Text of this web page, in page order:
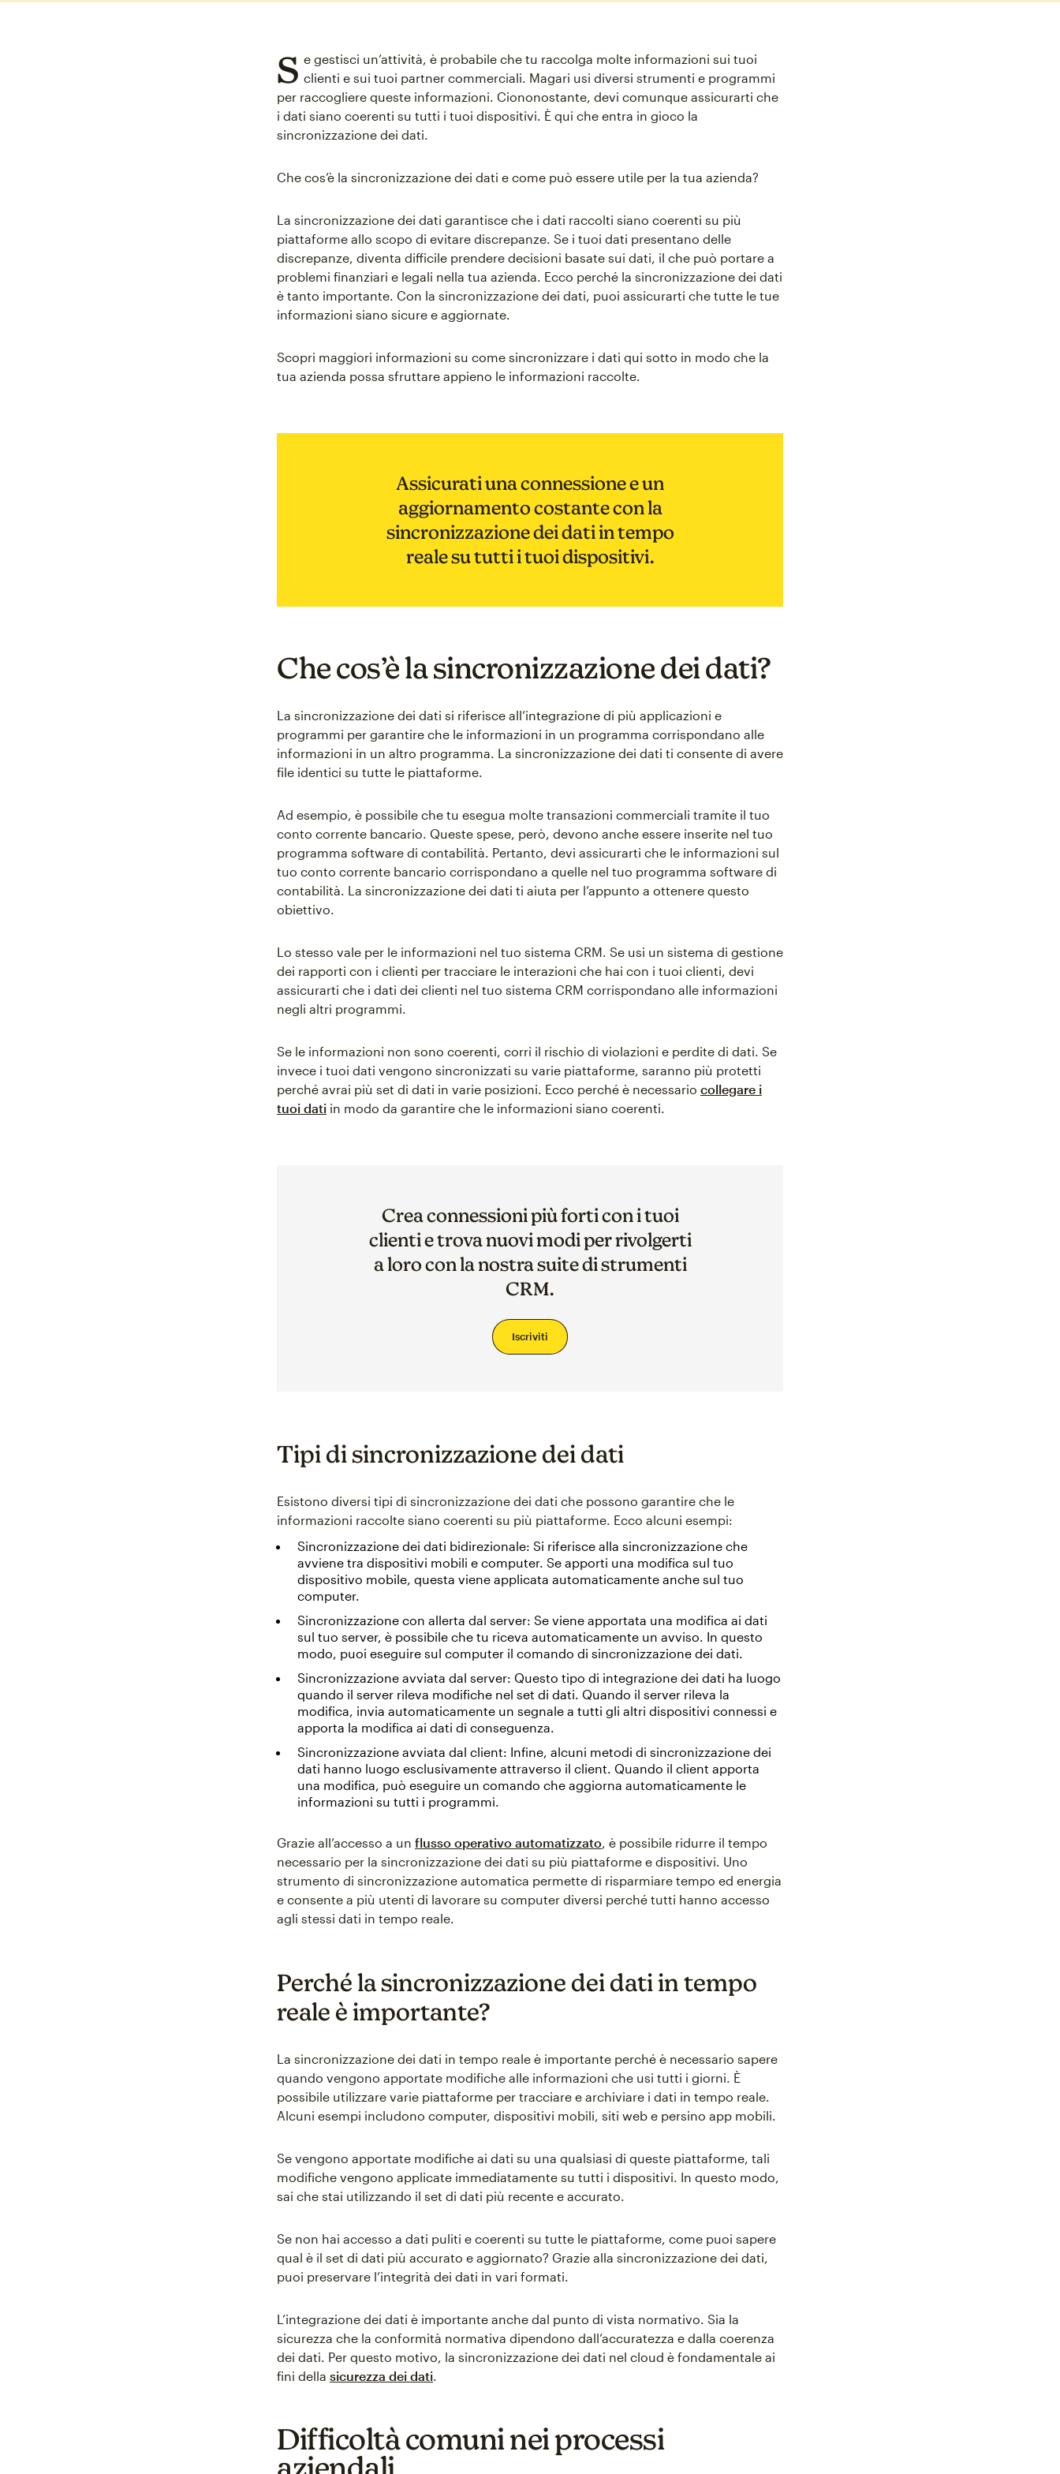
S e gestisci un’attività, è probabile che tu raccolga molte informazioni sui tuoi
clienti e sui tuoi partner commerciali. Magari usi diversi strumenti e programmi
per raccogliere queste informazioni. Ciononostante, devi comunque assicurarti che
i dati siano coerenti su tutti i tuoi dispositivi. È qui che entra in gioco la
sincronizzazione dei dati.
Che cos’è la sincronizzazione dei dati e come può essere utile per la tua azienda?
La sincronizzazione dei dati garantisce che i dati raccolti siano coerenti su più
piattaforme allo scopo di evitare discrepanze. Se i tuoi dati presentano delle
discrepanze, diventa difficile prendere decisioni basate sui dati, il che può portare a
problemi finanziari e legali nella tua azienda. Ecco perché la sincronizzazione dei dati
è tanto importante. Con la sincronizzazione dei dati, puoi assicurarti che tutte le tue
informazioni siano sicure e aggiornate.
Scopri maggiori informazioni su come sincronizzare i dati qui sotto in modo che la
tua azienda possa sfruttare appieno le informazioni raccolte.
Assicurati una connessione e un
aggiornamento costante con la
sincronizzazione dei dati in tempo
reale su tutti i tuoi dispositivi.
Che cos’è la sincronizzazione dei dati?
La sincronizzazione dei dati si riferisce all’integrazione di più applicazioni e
programmi per garantire che le informazioni in un programma corrispondano alle
informazioni in un altro programma. La sincronizzazione dei dati ti consente di avere
file identici su tutte le piattaforme.
Ad esempio, è possibile che tu esegua molte transazioni commerciali tramite il tuo
conto corrente bancario. Queste spese, però, devono anche essere inserite nel tuo
programma software di contabilità. Pertanto, devi assicurarti che le informazioni sul
tuo conto corrente bancario corrispondano a quelle nel tuo programma software di
contabilità. La sincronizzazione dei dati ti aiuta per l’appunto a ottenere questo
obiettivo.
Lo stesso vale per le informazioni nel tuo sistema CRM. Se usi un sistema di gestione
dei rapporti con i clienti per tracciare le interazioni che hai con i tuoi clienti, devi
assicurarti che i dati dei clienti nel tuo sistema CRM corrispondano alle informazioni
negli altri programmi.
Se le informazioni non sono coerenti, corri il rischio di violazioni e perdite di dati. Se
invece i tuoi dati vengono sincronizzati su varie piattaforme, saranno più protetti
perché avrai più set di dati in varie posizioni. Ecco perché è necessario collegare i
tuoi dati in modo da garantire che le informazioni siano coerenti.
Crea connessioni più forti con i tuoi
clienti e trova nuovi modi per rivolgerti
a loro con la nostra suite di strumenti
CRM.
Iscriviti
Tipi di sincronizzazione dei dati
Esistono diversi tipi di sincronizzazione dei dati che possono garantire che le
informazioni raccolte siano coerenti su più piattaforme. Ecco alcuni esempi:
Sincronizzazione dei dati bidirezionale: Si riferisce alla sincronizzazione che
avviene tra dispositivi mobili e computer. Se apporti una modifica sul tuo
dispositivo mobile, questa viene applicata automaticamente anche sul tuo
computer.
Sincronizzazione con allerta dal server: Se viene apportata una modifica ai dati
sul tuo server, è possibile che tu riceva automaticamente un avviso. In questo
modo, puoi eseguire sul computer il comando di sincronizzazione dei dati.
Sincronizzazione avviata dal server: Questo tipo di integrazione dei dati ha luogo
quando il server rileva modifiche nel set di dati. Quando il server rileva la
modifica, invia automaticamente un segnale a tutti gli altri dispositivi connessi e
apporta la modifica ai dati di conseguenza.
Sincronizzazione avviata dal client: Infine, alcuni metodi di sincronizzazione dei
dati hanno luogo esclusivamente attraverso il client. Quando il client apporta
una modifica, può eseguire un comando che aggiorna automaticamente le
informazioni su tutti i programmi.
Grazie all’accesso a un flusso operativo automatizzato, è possibile ridurre il tempo
necessario per la sincronizzazione dei dati su più piattaforme e dispositivi. Uno
strumento di sincronizzazione automatica permette di risparmiare tempo ed energia
e consente a più utenti di lavorare su computer diversi perché tutti hanno accesso
agli stessi dati in tempo reale.
Perché la sincronizzazione dei dati in tempo
reale è importante?
La sincronizzazione dei dati in tempo reale è importante perché è necessario sapere
quando vengono apportate modifiche alle informazioni che usi tutti i giorni. È
possibile utilizzare varie piattaforme per tracciare e archiviare i dati in tempo reale.
Alcuni esempi includono computer, dispositivi mobili, siti web e persino app mobili.
Se vengono apportate modifiche ai dati su una qualsiasi di queste piattaforme, tali
modifiche vengono applicate immediatamente su tutti i dispositivi. In questo modo,
sai che stai utilizzando il set di dati più recente e accurato.
Se non hai accesso a dati puliti e coerenti su tutte le piattaforme, come puoi sapere
qual è il set di dati più accurato e aggiornato? Grazie alla sincronizzazione dei dati,
puoi preservare l’integrità dei dati in vari formati.
L’integrazione dei dati è importante anche dal punto di vista normativo. Sia la
sicurezza che la conformità normativa dipendono dall’accuratezza e dalla coerenza
dei dati. Per questo motivo, la sincronizzazione dei dati nel cloud è fondamentale ai
fini della sicurezza dei dati.
Difficoltà comuni nei processi